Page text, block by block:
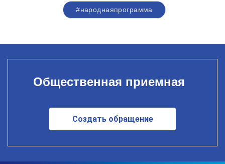
#народнаяпрограмма
Общественная приемная
Создать обращение